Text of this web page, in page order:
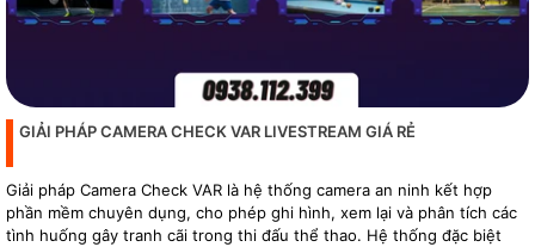
GIẢI PHÁP CAMERA CHECK VAR LIVESTREAM GIÁ RẺ
Giải pháp Camera Check VAR là hệ thống camera an ninh kết hợp
phần mềm chuyên dụng, cho phép ghi hình, xem lại và phân tích các
tình huống gây tranh cãi trong thi đấu thể thao. Hệ thống đặc biệt